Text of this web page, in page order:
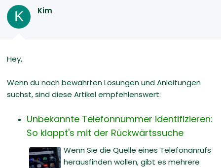
K Kim
Hey,
Wenn du nach bewährten Lösungen und Anleitungen
suchst, sind diese Artikel empfehlenswert:
Unbekannte Telefonnummer identifizieren:
So klappt's mit der Rückwärtssuche
Wenn Sie die Quelle eines Telefonanrufs
herausfinden wollen, gibt es mehrere